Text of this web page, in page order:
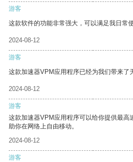
游客
这款软件的功能非常强大，可以满足我日常
2024-08-12
游客
这款加速器VPM应用程序已经为我们带来了
2024-08-12
游客
这款加速器VPM应用程序可以给你提供最高
助你在网络上自由移动。
2024-08-12
游客